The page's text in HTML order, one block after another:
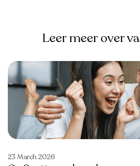
Leer meer over
23 March 2026